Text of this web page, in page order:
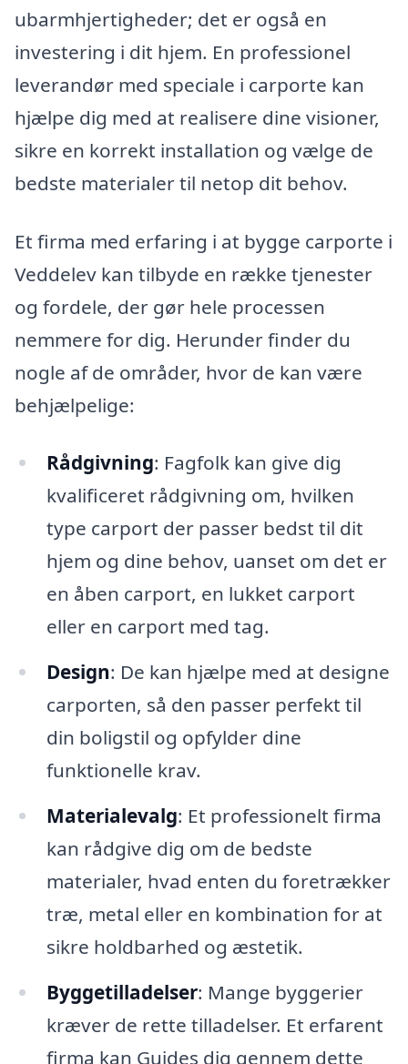
ubarmhjertigheder; det er også en
investering i dit hjem. En professionel
leverandør med speciale i carporte kan
hjælpe dig med at realisere dine visioner,
sikre en korrekt installation og vælge de
bedste materialer til netop dit behov.
Et firma med erfaring i at bygge carporte i
Veddelev kan tilbyde en række tjenester
og fordele, der gør hele processen
nemmere for dig. Herunder finder du
nogle af de områder, hvor de kan være
behjælpelige:
Rådgivning: Fagfolk kan give dig
kvalificeret rådgivning om, hvilken
type carport der passer bedst til dit
hjem og dine behov, uanset om det er
en åben carport, en lukket carport
eller en carport med tag.
Design: De kan hjælpe med at designe
carporten, så den passer perfekt til
din boligstil og opfylder dine
funktionelle krav.
Materialevalg: Et professionelt firma
kan rådgive dig om de bedste
materialer, hvad enten du foretrækker
træ, metal eller en kombination for at
sikre holdbarhed og æstetik.
Byggetilladelser: Mange byggerier
kræver de rette tilladelser. Et erfarent
firma kan Guides dig gennem dette